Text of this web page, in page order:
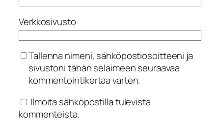
Verkkosivusto
Tallenna nimeni, sähköpostiosoitteeni ja
sivustoni tähän selaimeen seuraavaa
kommentointikertaa varten.
Ilmoita sähköpostilla tulevista
kommenteista.